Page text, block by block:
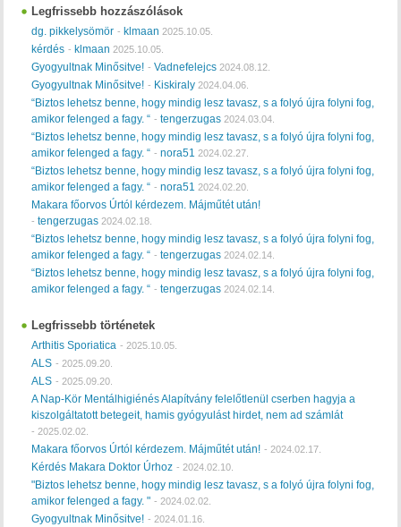
Legfrissebb hozzászólások
dg. pikkelysömör - klmaan 2025.10.05.
kérdés - klmaan 2025.10.05.
Gyogyultnak Minősitve! -Vadnefelejcs 2024.08.12.
Gyogyultnak Minősitve! - Kiskiraly 2024.04.06.
“Biztos lehetsz benne, hogy mindig lesz tavasz, s a folyó újra folyni fog,
amikor felenged a fagy. “ -tengerzugas 2024.03.04.
“Biztos lehetsz benne, hogy mindig lesz tavasz, s a folyó újra folyni fog,
amikor felenged a fagy. “ -nora51 2024.02.27.
“Biztos lehetsz benne, hogy mindig lesz tavasz, s a folyó újra folyni fog,
amikor felenged a fagy. “ -nora51 2024.02.20.
Makara főorvos Úrtól kérdezem. Májműtét után!
-tengerzugas 2024.02.18.
“Biztos lehetsz benne, hogy mindig lesz tavasz, s a folyó újra folyni fog,
amikor felenged a fagy. “ -tengerzugas 2024.02.14.
“Biztos lehetsz benne, hogy mindig lesz tavasz, s a folyó újra folyni fog,
amikor felenged a fagy. “ -tengerzugas 2024.02.14.
Legfrissebb történetek
Arthitis Sporiatica - 2025.10.05.
ALS - 2025.09.20.
ALS - 2025.09.20.
A Nap-Kör Mentálhigiénés Alapítvány felelőtlenül cserben hagyja a
kiszolgáltatott betegeit, hamis gyógyulást hirdet, nem ad számlát
- 2025.02.02.
Makara főorvos Úrtól kérdezem. Májműtét után! - 2024.02.17.
Kérdés Makara Doktor Úrhoz - 2024.02.10.
"Biztos lehetsz benne, hogy mindig lesz tavasz, s a folyó újra folyni fog,
amikor felenged a fagy. " - 2024.02.02.
Gyogyultnak Minősitve! - 2024.01.16.